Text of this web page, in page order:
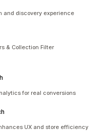
and discovery experience
& Collection Filter
for real conversions
UX and store efficiency